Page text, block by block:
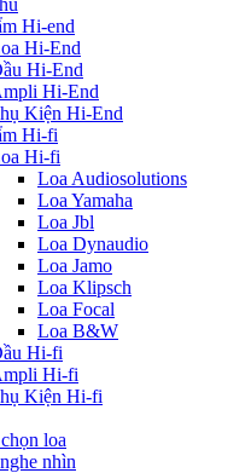
Hi-end
Hi-End
Hi-End
Hi-End
Kiện Hi-End
Hi-fi
Hi-fi
Loa Audiosolutions
Loa Yamaha
Loa Jbl
Loa Dynaudio
Loa Jamo
Loa Klipsch
Loa Focal
Loa B&W
Hi-fi
Hi-fi
Kiện Hi-fi
loa
nhìn